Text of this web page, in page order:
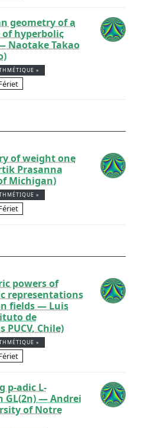
geometry of a
hyperbolic
Naotake Takao
»
of weight one
Prasanna
Michigan)
»
powers of
representations
fields — Luis
de
PUCV, Chile)
»
p-adic L-
GL(2n) — Andrei
of Notre